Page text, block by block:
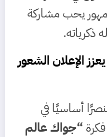
يحب مشاركة
ذكرياته.
الإعلان الشعور
أساسيًا في
“جواك عالم